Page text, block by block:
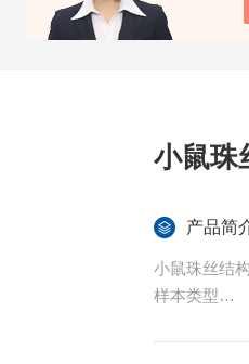
小鼠珠
产品简
小鼠珠丝结
样本类型